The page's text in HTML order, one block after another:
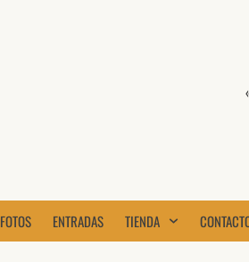
FOTOS ENTRADAS TIENDA